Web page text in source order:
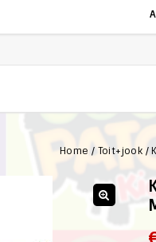
Home / Toit+jook /